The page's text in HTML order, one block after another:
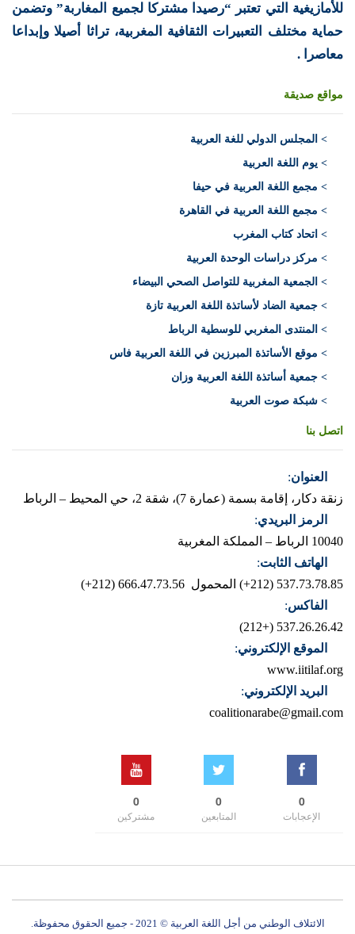
للأمازيغية التي تعتبر “رصيدا مشتركا لجميع المغاربة” وتضمن
حماية مختلف التعبيرات الثقافية المغربية، تراثا أصيلا وإبداعا
معاصرا .
مواقع صديقة
> المجلس الدولي للغة العربية
> يوم اللغة العربية
> مجمع اللغة العربية في حيفا
> مجمع اللغة العربية في القاهرة
> اتحاد كتاب المغرب
> مركز دراسات الوحدة العربية
> الجمعية المغربية للتواصل الصحي البيضاء
> جمعية الضاد لأساتذة اللغة العربية تازة
> المنتدى المغربي للوسطية الرباط
> موقع الأساتذة المبرزين في اللغة العربية فاس
> جمعية أساتذة اللغة العربية وزان
> شبكة صوت العربية
اتصل بنا
العنوان:
زنقة دكار، إقامة بسمة (عمارة 7)، شقة 2، حي المحيط – الرباط
الرمز البريدي:
10040 الرباط – المملكة المغربية
الهاتف الثابت:
537.73.78.85 (212+)
المحمول 666.47.73.56 (212+)
الفاكس:
537.26.26.42 (+212)
الموقع الإلكتروني:
www.iitilaf.org
البريد الإلكتروني:
coalitionarabe@gmail.com
0
الإعجابات
0
المتابعين
0
مشتركين
الائتلاف الوطني من أجل اللغة العربية © 2021 - جميع الحقوق محفوظة.